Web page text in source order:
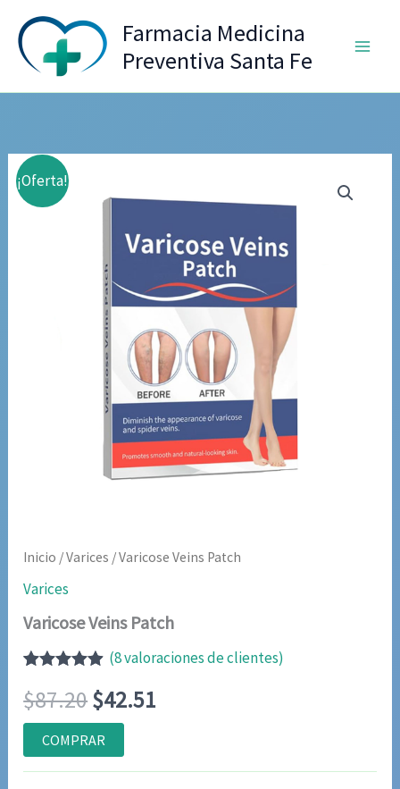
contenido
Farmacia Medicina
Preventiva Santa Fe
¡Oferta!
Inicio /Varices / Varicose Veins Patch
Varices
Varicose Veins Patch
con4.86de
5 en base a
valoraciones
de clientes
(8valoraciones de clientes)
$87.20El
precio
original
$42.51
actual
COMPRAR